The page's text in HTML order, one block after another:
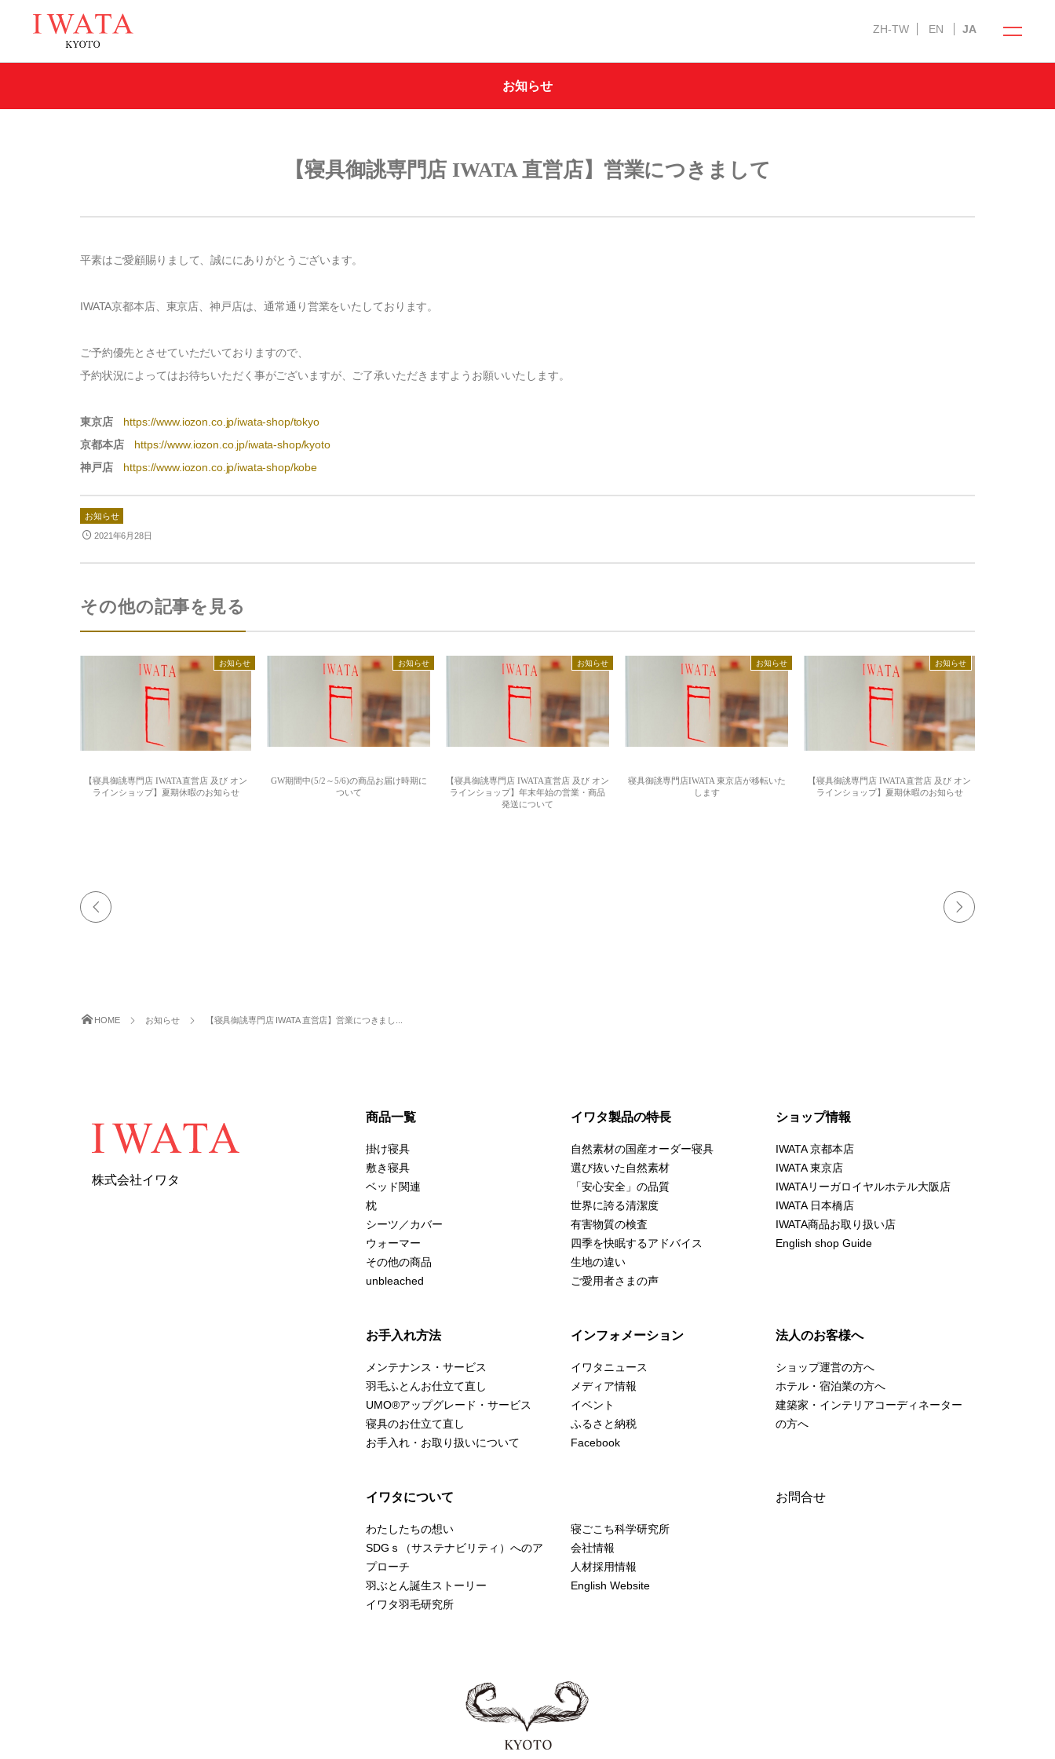
イワタ製品の特徴
「安心安全」の品質
世界に誇る清潔度
生地の違い
ご愛用者さまの声
インフォメーション
ハナカイジチ
イワタニュース
わたしたちの想い
SDGｓ（サステナビリティ）への
羽ぶとん誕生ストーリー
English Website
お知らせ
【寝具御誂専門店 IWATA 直営店】営業につきまして
平素はご愛顧賜りまして、誠ににありがとうございます。
IWATA京都本店、東京店、神戸店は、通常通り営業をいたしております。
ご予約優先とさせていただいておりますので、
予約状況によってはお待ちいただく事がございますが、ご了承いただきますようお願いいたします。
東京店 https://www.iozon.co.jp/iwata-shop/tokyo
京都本店
https://www.iozon.co.jp/iwata-shop/kyoto
神戸店 https://www.iozon.co.jp/iwata-shop/kobe
お知らせ
2021年6月28日
その他の記事を見る
お知らせ
【寝具御誂専門店 IWATA直営店 及び オン
ラインショップ】夏期休暇のお知らせ
お知らせ
GW期間中(5/2～5/6)の商品お届け時期に
ついて
お知らせ
【寝具御誂専門店 IWATA直営店 及び オン
ラインショップ】年末年始の営業・商品
発送について
お知らせ
寝具御誂専門店IWATA 東京店が移転いた
します
お知らせ
【寝具御誂専門店 IWATA直営店 及び オン
ラインショップ】夏期休暇のお知らせ
HOME お知らせ 【寝具御誂専門店 IWATA 直営店】営業につきまし...
株式会社イワタ
商品一覧
掛け寝具
敷き寝具
ベッド関連
枕
シーツ／カバー
ウォーマー
その他の商品
unbleached
イワタ製品の特長
自然素材の国産オーダー寝具
選び抜いた自然素材
「安心安全」の品質
世界に誇る清潔度
有害物質の検査
四季を快眠するアドバイス
生地の違い
ご愛用者さまの声
ショップ情報
IWATA 京都本店
IWATA 東京店
IWATAリーガロイヤルホテル大阪店
IWATA 日本橋店
IWATA商品お取り扱い店
English shop Guide
お手入れ方法
メンテナンス・サービス
羽毛ふとんお仕立て直し
UMO®アップグレード・サービス
寝具のお仕立て直し
お手入れ・お取り扱いについて
インフォメーション
イワタニュース
メディア情報
イベント
ふるさと納税
Facebook
法人のお客様へ
ショップ運営の方へ
ホテル・宿泊業の方へ
建築家・インテリアコーディネーター
の方へ
イワタについて
わたしたちの想い
SDGｓ（サステナビリティ）へのア
プローチ
羽ぶとん誕生ストーリー
イワタ羽毛研究所
寝ごこち科学研究所
会社情報
人材採用情報
English Website
お問合せ
ZH-TW EN JA